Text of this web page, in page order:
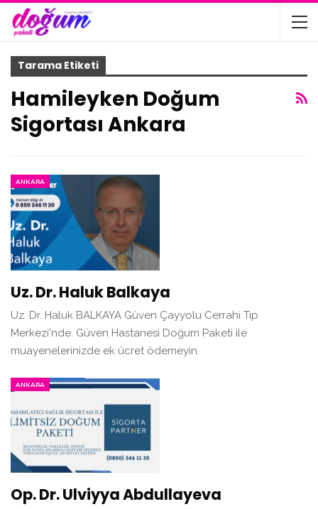
Tarama Etiketi
Hamileyken Doğum
Sigortası Ankara
ANKARA
Uz. Dr. Haluk Balkaya
Uz. Dr. Haluk BALKAYA Güven Çayyolu Cerrahi Tıp
Merkezi'nde. Güven Hastanesi Doğum Paketi ile
muayenelerinizde ek ücret ödemeyin.
ANKARA
Op. Dr. Ulviyya Abdullayeva